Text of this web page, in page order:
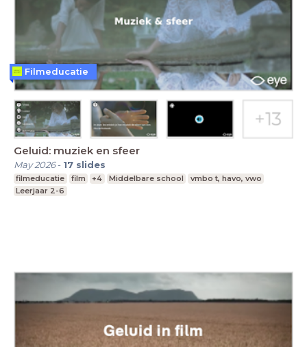
Geluid: muziek en sfeer
May 2026- 17 slides
filmeducatie film +4 Middelbare school
vmbo t, havo, vwo
Leerjaar 2-6
Filmeducatie